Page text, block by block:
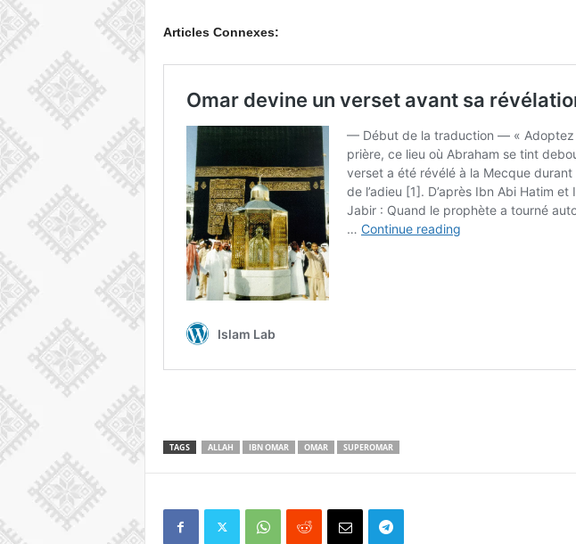
Articles Connexes:
TAGS ALLAH IBN OMAR OMAR SUPEROMAR